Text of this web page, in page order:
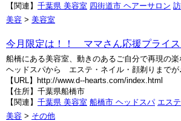
【関連】 千葉県 美容室 四街道市 ヘアーサロン
美容 > 美容室
今月限定は！！ ママさん応援プライ
船橋にある美容室、動きのあるご自分で再現の
ヘッドスパから エステ・ネイル・顔剃りまでが
【URL】http://www.d--hearts.com/index.html
【住所】千葉県船橋市
【関連】 千葉県 美容室 船橋市 ヘッドスパ エステ
美容 > その他